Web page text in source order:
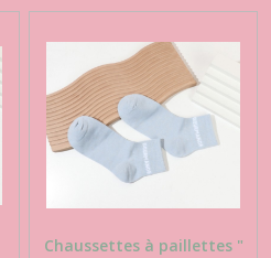
Chaussettes à paillettes "